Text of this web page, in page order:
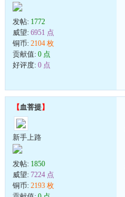
发帖: 1772
威望: 6951 点
铜币: 2104 枚
贡献值: 0 点
好评度: 0 点
【血菩提】
新手上路
发帖: 1850
威望: 7224 点
铜币: 2193 枚